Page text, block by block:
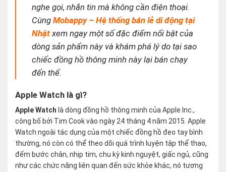
nghe gọi, nhắn tin mà không cần điện thoại.
CùngMobappy – Hệ thống bán lẻ di động tại
Nhật xem ngay một số đặc điểm nổi bật của
dòng sản phẩm này và khám phá lý do tại sao
chiếc đồng hồ thông minh này lại bán chạy
đến thế.
Apple Watch là gì?
Apple Watch là dòng đồng hồ thông minh của Apple Inc.,
công bố bởi Tim Cook vào ngày 24 tháng 4 năm 2015. Apple
Watch ngoài tác dụng của một chiếc đồng hồ đeo tay bình
thường, nó còn có thể theo dõi quá trình luyện tập thể thao,
đếm bước chân, nhịp tim, chu kỳ kinh nguyệt, giấc ngủ, cũng
như các chức năng liên quan đến sức khỏe khác, nó tương